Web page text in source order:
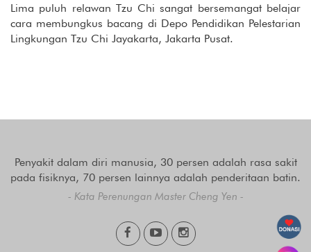
Lima puluh relawan Tzu Chi sangat bersemangat belajar
cara membungkus bacang di Depo Pendidikan Pelestarian
Lingkungan Tzu Chi Jayakarta, Jakarta Pusat.
Penyakit dalam diri manusia, 30 persen adalah rasa sakit
pada fisiknya, 70 persen lainnya adalah penderitaan batin.
- Kata Perenungan Master Cheng Yen -